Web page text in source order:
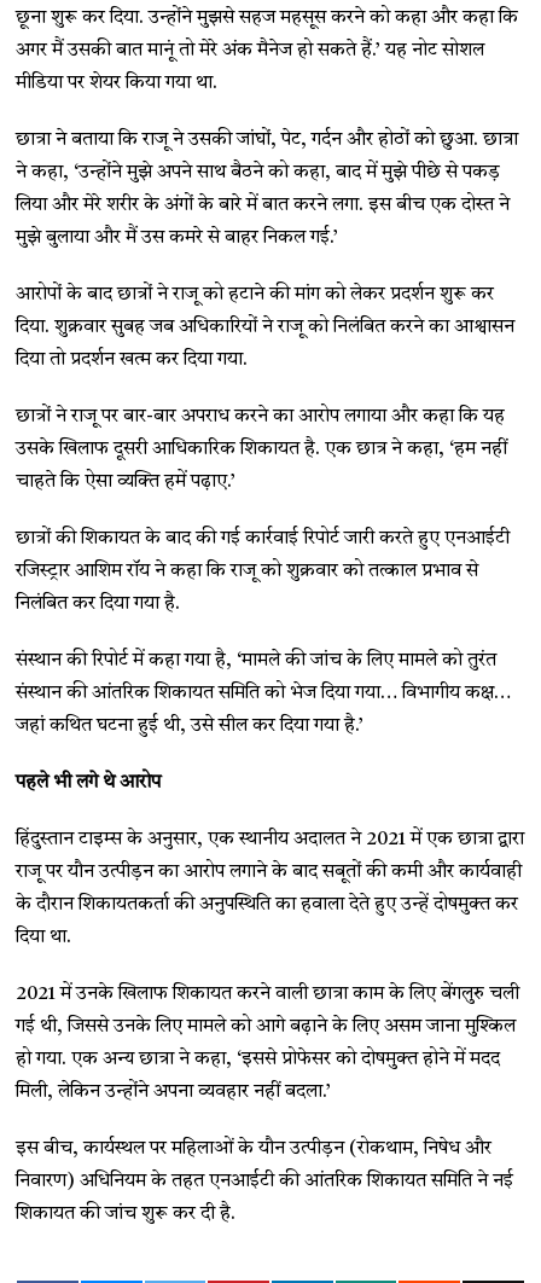
छूना शुरू कर दिया. उन्होंने मुझसे सहज महसूस करने को कहा और कहा कि
अगर मैं उसकी बात मानूं तो मेरे अंक मैनेज हो सकते हैं.’ यह नोट सोशल
मीडिया पर शेयर किया गया था.
छात्रा ने बताया कि राजू ने उसकी जांघों, पेट, गर्दन और होठों को छुआ. छात्रा
ने कहा, ‘उन्होंने मुझे अपने साथ बैठने को कहा, बाद में मुझे पीछे से पकड़
लिया और मेरे शरीर के अंगों के बारे में बात करने लगा. इस बीच एक दोस्त ने
मुझे बुलाया और मैं उस कमरे से बाहर निकल गई.’
आरोपों के बाद छात्रों ने राजू को हटाने की मांग को लेकर प्रदर्शन शुरू कर
दिया. शुक्रवार सुबह जब अधिकारियों ने राजू को निलंबित करने का आश्वासन
दिया तो प्रदर्शन खत्म कर दिया गया.
छात्रों ने राजू पर बार-बार अपराध करने का आरोप लगाया और कहा कि यह
उसके खिलाफ दूसरी आधिकारिक शिकायत है. एक छात्र ने कहा, ‘हम नहीं
चाहते कि ऐसा व्यक्ति हमें पढ़ाए.’
छात्रों की शिकायत के बाद की गई कार्रवाई रिपोर्ट जारी करते हुए एनआईटी
रजिस्ट्रार आशिम रॉय ने कहा कि राजू को शुक्रवार को तत्काल प्रभाव से
निलंबित कर दिया गया है.
संस्थान की रिपोर्ट में कहा गया है, ‘मामले की जांच के लिए मामले को तुरंत
संस्थान की आंतरिक शिकायत समिति को भेज दिया गया… विभागीय कक्ष…
जहां कथित घटना हुई थी, उसे सील कर दिया गया है.’
पहले भी लगे थे आरोप
हिंदुस्तान टाइम्स के अनुसार, एक स्थानीय अदालत ने 2021 में एक छात्रा द्वारा
राजू पर यौन उत्पीड़न का आरोप लगाने के बाद सबूतों की कमी और कार्यवाही
के दौरान शिकायतकर्ता की अनुपस्थिति का हवाला देते हुए उन्हें दोषमुक्त कर
दिया था.
2021 में उनके खिलाफ शिकायत करने वाली छात्रा काम के लिए बेंगलुरु चली
गई थी, जिससे उनके लिए मामले को आगे बढ़ाने के लिए असम जाना मुश्किल
हो गया. एक अन्य छात्रा ने कहा, ‘इससे प्रोफेसर को दोषमुक्त होने में मदद
मिली, लेकिन उन्होंने अपना व्यवहार नहीं बदला.’
इस बीच, कार्यस्थल पर महिलाओं के यौन उत्पीड़न (रोकथाम, निषेध और
निवारण) अधिनियम के तहत एनआईटी की आंतरिक शिकायत समिति ने नई
शिकायत की जांच शुरू कर दी है.